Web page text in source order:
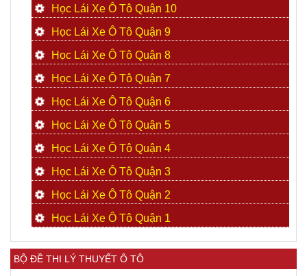
Học Lái Xe Ô Tô Quận 10
Học Lái Xe Ô Tô Quận 9
Học Lái Xe Ô Tô Quận 8
Học Lái Xe Ô Tô Quận 7
Học Lái Xe Ô Tô Quận 6
Học Lái Xe Ô Tô Quận 5
Học Lái Xe Ô Tô Quận 4
Học Lái Xe Ô Tô Quận 3
Học Lái Xe Ô Tô Quận 2
Học Lái Xe Ô Tô Quận 1
BỘ ĐỀ THI LÝ THUYẾT Ô TÔ